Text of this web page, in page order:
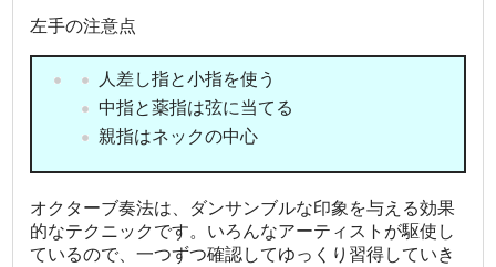
左手の注意点
人差し指と小指を使う
中指と薬指は弦に当てる
親指はネックの中心
オクターブ奏法は、ダンサンブルな印象を与える効果
的なテクニックです。いろんなアーティストが駆使し
ているので、一つずつ確認してゆっくり習得していき